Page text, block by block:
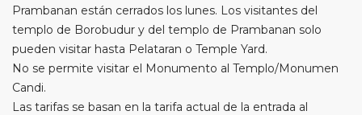
Prambanan están cerrados los lunes. Los visitantes del
templo de Borobudur y del templo de Prambanan solo
pueden visitar hasta Pelataran o Temple Yard.
No se permite visitar el Monumento al Templo/Monumen
Candi.
Las tarifas se basan en la tarifa actual de la entrada al